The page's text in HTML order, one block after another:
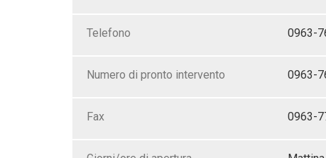
Telefono 0963-
Numero di pronto intervento 0963-
Fax 0963-